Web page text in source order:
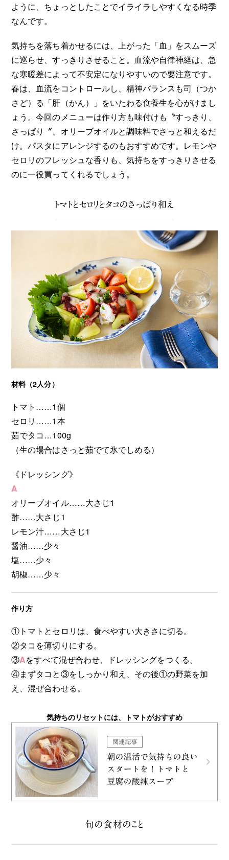
ように、ちょっとしたことでイライラしやすくなる時季
なんです。
気持ちを落ち着かせるには、上がった「血」をスムーズ
に巡らせ、すっきりさせること。血流や自律神経は、急
な寒暖差によって不安定になりやすいので要注意です。
春は、血流をコントロールし、精神バランスも司（つか
さど）る「肝（かん）」をいたわる食養生を心がけまし
ょう。今回のメニューは作り方も味付けも〝すっきり、
さっぱり〞、オリーブオイルと調味料でさっと和えるだ
け。パスタにアレンジするのもおすすめです。レモンや
セロリのフレッシュな香りも、気持ちをすっきりさせる
のに一役買ってくれるでしょう。
トマトとセロリとタコのさっぱり和え
材料（2人分）
トマト……1個
セロリ……1本
茹でタコ…100g
（生の場合はさっと茹でて氷でしめる）
《ドレッシング》
A
オリーブオイル……大さじ1
酢……大さじ1
レモン汁……大さじ1
醤油……少々
塩……少々
胡椒……少々
作り方
①トマトとセロリは、食べやすい大きさに切る。
②タコを薄切りにする。
③Aをすべて混ぜ合わせ、ドレッシングをつくる。
④まずタコと③をしっかり和え、その後①の野菜を加
え、混ぜ合わせる。
気持ちのリセットには、トマトがおすすめ
旬の食材のこと